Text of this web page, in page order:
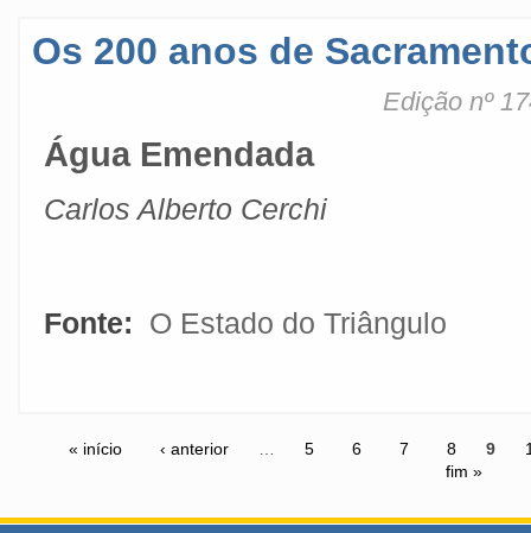
Os 200 anos de
Edição nº
Água Emendada
Carlos Alberto Cerchi
Fonte: O Estado do Triângulo
« início ‹ anterior 5 6 7 8 9
fim »